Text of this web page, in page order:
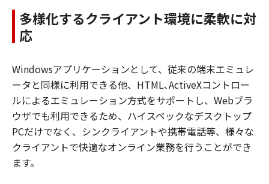
多様化するクライアント環境に柔軟に対
応
Windowsアプリケーションとして、従来の端末エミュレ
ータと同様に利用できる他、HTML､ActiveXコントロー
ルによるエミュレーション方式をサポートし、Webブラ
ウザでも利用できるため、ハイスペックなデスクトップ
PCだけでなく、シンクライアントや携帯電話等、様々な
クライアントで快適なオンライン業務を行うことができ
ます。